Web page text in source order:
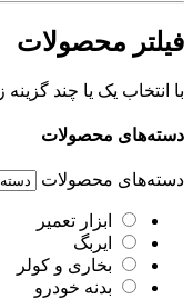
فیلتر محصولات
با انتخاب یک یا چند
دسته‌های محصولات
دسته‌های محصولات
ابزار تعمیر
ایربگ
بخاری و کولر
بدنه خودرو